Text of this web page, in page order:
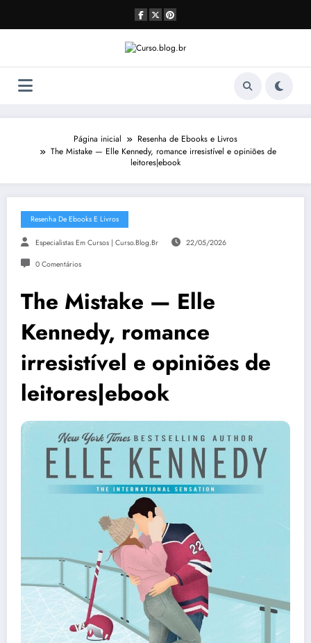
o
Página inicial
Resenha de Ebooks e Livros
The Mistake — Elle Kennedy, romance irresistível e opiniões de
leitores|ebook
Resenha De Ebooks E Livros
Especialistas Em Cursos | Curso.blog.br 22/05/2026
0 Comentários
The Mistake — Elle
Kennedy, romance
irresistível e opiniões de
leitores|ebook